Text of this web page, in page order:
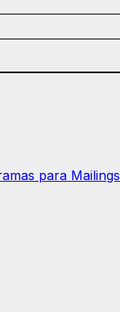
para Mailings